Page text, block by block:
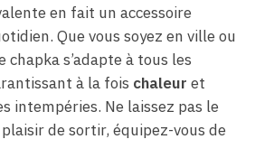
en fait un accessoire
Que vous soyez en ville ou
s’adapte à tous les
à la fois chaleur et
intempéries. Ne laissez pas le
de sortir, équipez-vous de